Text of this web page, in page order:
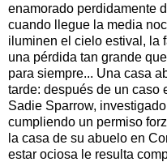
enamorado perdidamente
cuando llegue la media
iluminen el cielo estival, la
una pérdida tan grande
para siempre... Una casa
tarde: después de un caso
Sadie Sparrow,
cumpliendo un permiso
la casa de su abuelo en
estar ociosa le resulta